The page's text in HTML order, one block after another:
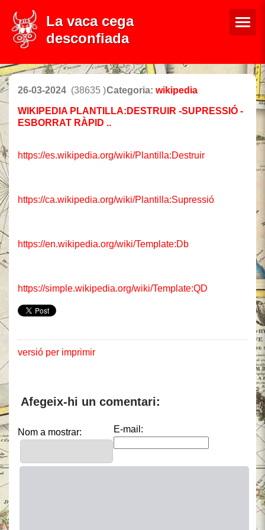
La vaca cega
desconfiada
26-03-2024 (38635 )Categoria: wikipedia
WIKIPEDIA PLANTILLA:DESTRUIR -SUPRESSIÓ -
ESBORRAT RÀPID ..
https://es.wikipedia.org/wiki/Plantilla:Destruir
https://ca.wikipedia.org/wiki/Plantilla:Supressió
https://en.wikipedia.org/wiki/Template:Db
https://simple.wikipedia.org/wiki/Template:QD
versió per imprimir
Afegeix-hi un comentari:
Nom a mostrar: E-mail: